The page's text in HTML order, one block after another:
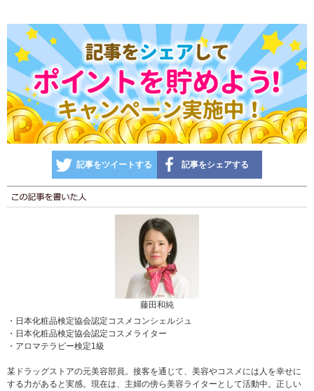
記事をツイートする 記事をシェアする
藤田和純
・日本化粧品検定協会認定コスメコンシェルジュ
・日本化粧品検定協会認定コスメライター
・アロマテラピー検定1級
某ドラッグストアの元美容部員。接客を通じて、美容やコスメには人を幸せに
する力があると実感。現在は、主婦の傍ら美容ライターとして活動中。正しい